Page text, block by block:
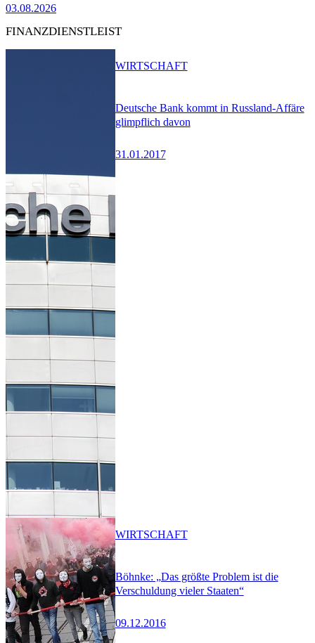
03.08.2026
FINANZDIENSTLEIST
Deutsche Bank kommt in Russland-Affäre
glimpflich davon
31.01.2017
WIRTSCHAFT
Böhnke: „Das größte Problem ist die
Verschuldung vieler Staaten“
09.12.2016
WIRTSCHAFT